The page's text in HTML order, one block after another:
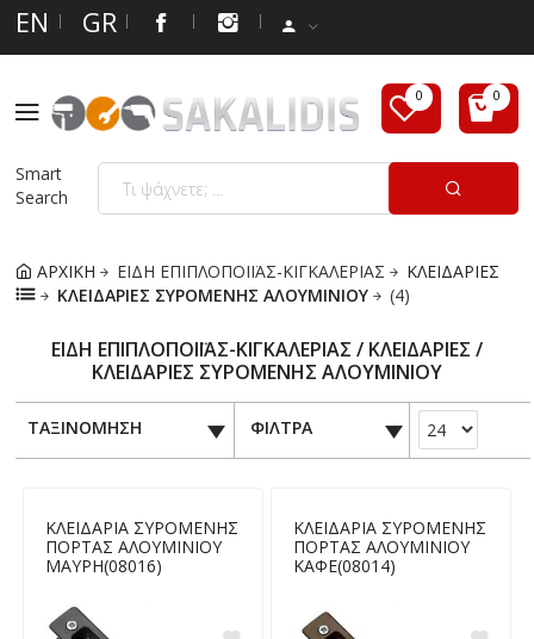
EN GR
Smart
Search
ΑΡΧΙΚΗ ΕΙΔΗ ΕΠΙΠΛΟΠΟΙΪΑΣ-ΚΙΓΚΑΛΕΡΙΑΣ
ΚΛΕΙΔΑΡΙΕΣ
ΚΛΕΙΔΑΡΙΕΣ ΣΥΡΟΜΕΝΗΣ ΑΛΟΥΜΙΝΙΟΥ
(4)
ΕΙΔΗ ΕΠΙΠΛΟΠΟΙΪΑΣ-ΚΙΓΚΑΛΕΡΙΑΣ / ΚΛΕΙΔΑΡΙΕΣ /
ΚΛΕΙΔΑΡΙΕΣ ΣΥΡΟΜΕΝΗΣ ΑΛΟΥΜΙΝΙΟΥ
ΤΑΞΙΝΟΜΗΣΗ ΦΙΛΤΡΑ
ΚΛΕΙΔΑΡΙΑ ΣΥΡΟΜΕΝΗΣ
ΠΟΡΤΑΣ ΑΛΟΥΜΙΝΙΟΥ
ΜΑΥΡΗ(08016)
ΚΛΕΙΔΑΡΙΑ ΣΥΡΟΜΕΝΗΣ
ΠΟΡΤΑΣ ΑΛΟΥΜΙΝΙΟΥ
ΚΑΦΕ(08014)